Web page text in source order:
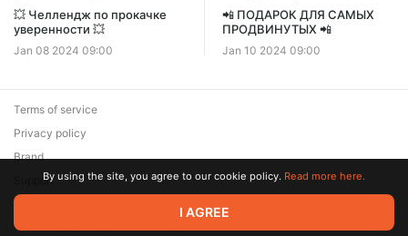
💥 Челлендж по прокачке
уверенности 💥
Jan 08 2024 09:00
📲 ПОДАРОК ДЛЯ САМЫХ
ПРОДВИНУТЫХ 📲
Jan 10 2024 09:00
© 2026 Zaya Solutions Limited. All rights reserved. All trademarks
are the property of their respective owners.
Terms of service
Privacy policy
Brand
SupportBy using the site, you agree to our cookie policy. Read more here.
I AGREE